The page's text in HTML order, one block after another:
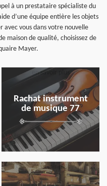
à un prestataire spécialiste du
d’une équipe entière les objets
avec vous dans votre nouvelle
maison de qualité, choisissez de
Mayer.
Rachat instrument
de musique 77
en savoir plus
en savoir plus